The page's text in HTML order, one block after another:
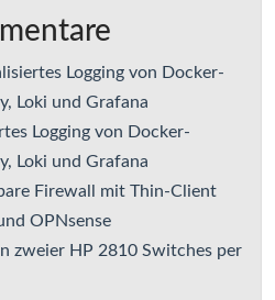
Logging von Docker-
Loki und Grafana
Logging von Docker-
Loki und Grafana
Firewall mit Thin-Client
OPNsense
zweier HP 2810 Switches per